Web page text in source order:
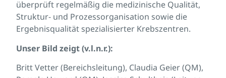
überprüft regelmäßig die medizinische Qualität,
Struktur- und Prozessorganisation sowie die
Ergebnisqualität spezialisierter Krebszentren.
Unser Bild zeigt (v.l.n.r.):
Britt Vetter (Bereichsleitung), Claudia Geier (QM),